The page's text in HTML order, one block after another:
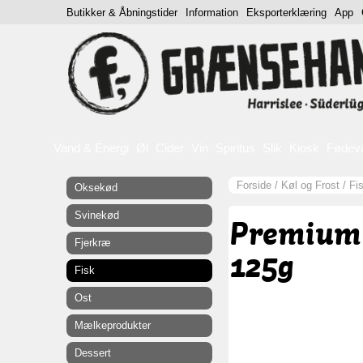
Forside / Køl og Frost /
125g
Oksekød
Svinekød
Fjerkræ
Fisk
Ost
Mælkeprodukter
Dessert
Butikker & Åbningstider Information Eksporterklæring App